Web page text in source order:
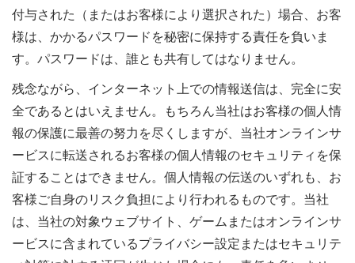
付与された（またはお客様により選択された）場合、お客
様は、かかるパスワードを秘密に保持する責任を負いま
す。パスワードは、誰とも共有してはなりません。
残念ながら、インターネット上での情報送信は、完全に安
全であるとはいえません。もちろん当社はお客様の個人情
報の保護に最善の努力を尽くしますが、当社オンラインサ
ービスに転送されるお客様の個人情報のセキュリティを保
証することはできません。個人情報の伝送のいずれも、お
客様ご自身のリスク負担により行われるものです。当社
は、当社の対象ウェブサイト、ゲームまたはオンラインサ
ービスに含まれているプライバシー設定またはセキュリテ